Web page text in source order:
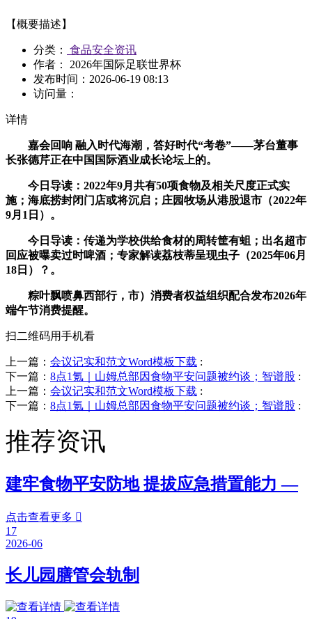
【概要描述】
分类：
食品安全资讯
作者： 2026年国际足联世界杯
发布时间： 2026-06-19 08:13
访问量：
详情
嘉会回响 融入时代海潮，答好时代“考卷”——茅台董事
长张德芹正在中国国际酒业成长论坛上的。
今日导读：2022年9月共有50项食物及相关尺度正式实
施；海底捞封闭门店或将沉启；庄园牧场从港股退市（2022年
9月1日）。
今日导读：传递为学校供给食材的周转筐有蛆；出名超市
回应被曝卖过时啤酒；专家解读荔枝蒂呈现虫子（2025年06月
18日）？。
粽叶飘喷鼻西部行，市）消费者权益组织配合发布2026年
端午节消费提醒。
扫二维码用手机看
上一篇： 会议记实和范文Word模板下载 :
下一篇： 8点1氪｜山姆总部因食物平安问题被约谈；智谱股 :
上一篇： 会议记实和范文Word模板下载 :
下一篇： 8点1氪｜山姆总部因食物平安问题被约谈；智谱股 :
推荐资讯
建牢食物平安防地 提拔应急措置能力 —
点击查看更多 
17
2026-06
长儿园膳管会轨制